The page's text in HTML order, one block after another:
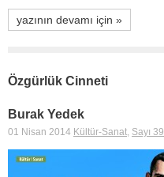
yazının devamı için »
Özgürlük Cinneti
Burak Yedek
01 Nisan 2014 Kültür-Sanat, Sayı 39